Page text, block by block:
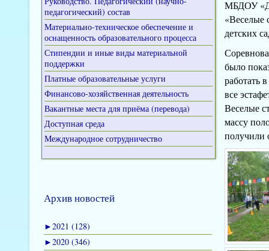
педагогический) состав
Материально-техническое обеспечение и
оснащенность образовательного процесса
Стипендии и иные виды материальной
поддержки
Платные образовательные услуги
Финансово-хозяйственная деятельность
Вакантные места для приёма (перевода)
Доступная среда
Международное сотрудничество
Архив новостей
►2021 (128)
►2020 (346)
МБДОУ
«Веселые
детских
было
работать
все
Веселые
массу
получили